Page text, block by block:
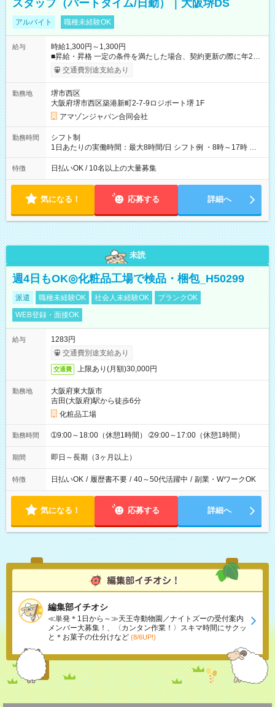
スタッフ（パートタイム/日勤）｜大阪堺DS
アルバイト 職種未経験OK
給与
時給1,300円～1,300円
■昇給・昇格 一定の条件を満たした場合、契約更新の際に年2回
まで昇給の機会があります。 ■正社員登用制度あり ※月末締/翌
月25日支払い ※時間外手当、別途支給 ※深夜割増賃金 (22:00～
☆Amazon直雇用で安定して働けます！ 【試用期間】試用期間
あり 試用期間の長さ：1週間 雇用形態、給与は本採用時と同じ
です。
交通費別途支給あり
勤務地
堺市西区
大阪府堺市西区築港新町2-7-9ロジポート堺 1F
アマゾンジャパン合同会社
勤務時間
シフト制
1日あたりの実働時間：最大8時間/日 シフト例 ・8時～17時 ・
12時～21時
特徴 日払いOK / 10名以上の大量募集
気になる！ 応募する 詳細へ
未読
週4日もOK◎化粧品工場で検品・梱包_H50299
派遣 職種未経験OK 社会人未経験OK
ブランクOK
WEB登録・面接OK
給与
1283円
交通費別途支給あり
交通費 上限あり(月額)30,000円
勤務地
大阪府東大阪市
吉田(大阪府)駅から徒歩6分
化粧品工場
勤務時間 ➀9:00～18:00（休憩1時間） ➁9:00～17:00（休憩1時間）
期間 即日～長期（3ヶ月以上）
特徴 日払いOK / 履歴書不要 / 40～50代活躍中 / 副業・WワークOK
気になる！ 応募する 詳細へ
編集部イチオシ
≪単発＊1日から～≫天王寺動物園／ナイトズーの受付案内
メンバー大募集！、〈カンタン作業！〉スキマ時間にサクッ
と＊お菓子の仕分けなど (8/6UP!)